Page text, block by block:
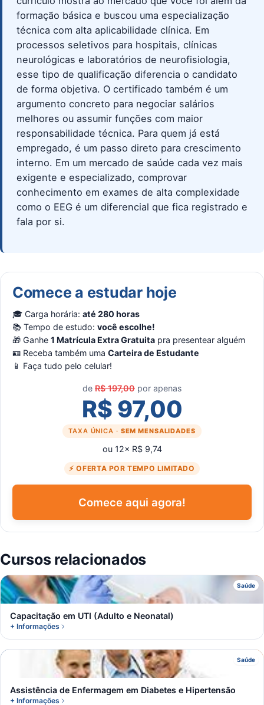
formação básica e buscou uma especialização
técnica com alta aplicabilidade clínica. Em
processos seletivos para hospitais, clínicas
neurológicas e laboratórios de neurofisiologia,
esse tipo de qualificação diferencia o candidato
de forma objetiva. O certificado também é um
argumento concreto para negociar salários
melhores ou assumir funções com maior
responsabilidade técnica. Para quem já está
empregado, é um passo direto para crescimento
interno. Em um mercado de saúde cada vez mais
exigente e especializado, comprovar
conhecimento em exames de alta complexidade
como o EEG é um diferencial que fica registrado e
fala por si.
Comece a estudar hoje
🎓 Carga horária: até 280 horas
📚 Tempo de estudo: você escolhe!
🎁 Ganhe 1 Matrícula Extra Gratuita pra presentear alguém
🪪 Receba também uma Carteira de Estudante
📱 Faça tudo pelo celular!
de R$ 197,00 por apenas
R$ 97,00
TAXA ÚNICA · SEM MENSALIDADES
ou 12× R$ 9,74
⚡ OFERTA POR TEMPO LIMITADO
Comece aqui agora!
Cursos relacionados
Saúde
C
Capacitação em UTI (Adulto e Neonatal)
+ Informações
Saúde
A
Assistência de Enfermagem em Diabetes e Hipertensão
+ Informações